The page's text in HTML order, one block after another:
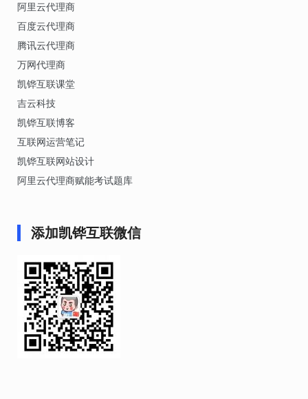
阿里云代理商
百度云代理商
腾讯云代理商
万网代理商
凯铧互联课堂
吉云科技
凯铧互联博客
互联网运营笔记
凯铧互联网站设计
阿里云代理商赋能考试题库
添加凯铧互联微信